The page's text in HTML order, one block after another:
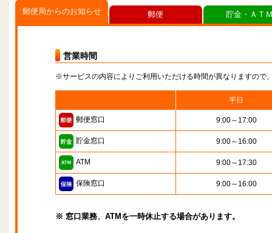
郵便局からのお知らせ
営業時間
※サービスの内容によりご利用いただける時間が異なりますので
平日
郵便窓口 9:00～17:00
貯金窓口 9:00～16:00
ATM 9:00～17:30
保険窓口 9:00～16:00
※ 窓口業務、ATMを一時休止する場合があります。
郵便 貯金・ＡＴ